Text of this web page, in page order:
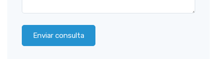
Enviar consulta